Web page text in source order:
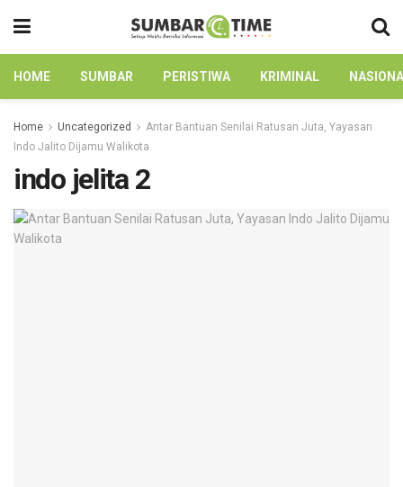
HOME SUMBAR PERISTIWA KRIMINAL
Home Uncategorized
Antar Bantuan Senilai Ratusan Juta, Yayasan
Indo Jalito Dijamu Walikota
indo jelita 2